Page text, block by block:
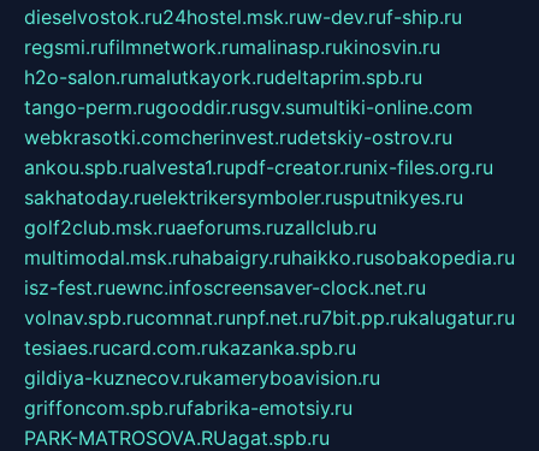
dieselvostok.ru24hostel.msk.ruw-dev.ruf-ship.ru
regsmi.rufilmnetwork.rumalinasp.rukinosvin.ru
h2o-salon.rumalutkayork.rudeltaprim.spb.ru
tango-perm.rugooddir.rusgv.sumultiki-online.com
webkrasotki.comcherinvest.rudetskiy-ostrov.ru
ankou.spb.rualvesta1.rupdf-creator.runix-files.org.ru
sakhatoday.ruelektrikersymboler.rusputnikyes.ru
golf2club.msk.ruaeforums.ruzallclub.ru
multimodal.msk.ruhabaigry.ruhaikko.rusobakopedia.ru
isz-fest.ruewnc.infoscreensaver-clock.net.ru
volnav.spb.rucomnat.runpf.net.ru7bit.pp.rukalugatur.ru
tesiaes.rucard.com.rukazanka.spb.ru
gildiya-kuznecov.rukameryboavision.ru
griffoncom.spb.rufabrika-emotsiy.ru
PARK-MATROSOVA.RUagat.spb.ru